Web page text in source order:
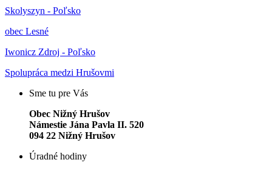
Skolyszyn - Poľsko
obec Lesné
Iwonicz Zdroj - Poľsko
Spolupráca medzi Hrušovmi
Sme tu pre Vás
Obec Nižný Hrušov
Námestie Jána Pavla II. 520
094 22 Nižný Hrušov
Úradné hodiny